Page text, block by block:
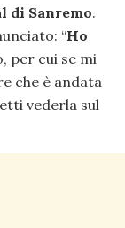
di Sanremo.
“Ho
per cui se mi
che è andata
vederla sul